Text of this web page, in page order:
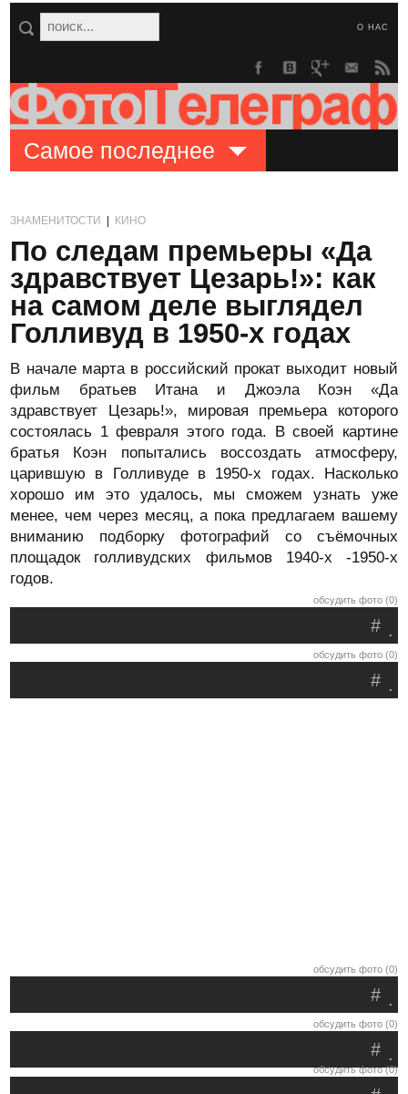
О НАС
Самое последнее
ЗНАМЕНИТОСТИ КИНО
По следам премьеры «Да
здравствует Цезарь!»: как
на самом деле выглядел
Голливуд в 1950-х годах
В начале марта в российский прокат выходит новый
фильм братьев Итана и Джоэла Коэн «Да
здравствует Цезарь!», мировая премьера которого
состоялась 1 февраля этого года. В своей картине
братья Коэн попытались воссоздать атмосферу,
царившую в Голливуде в 1950-х годах. Насколько
хорошо им это удалось, мы сможем узнать уже
менее, чем через месяц, а пока предлагаем вашему
вниманию подборку фотографий со съёмочных
площадок голливудских фильмов 1940-х -1950-х
годов.
обсудить фото (0)
.
#
обсудить фото (0)
.
#
обсудить фото (0)
.
#
обсудить фото (0)
.
#
обсудить фото (0)